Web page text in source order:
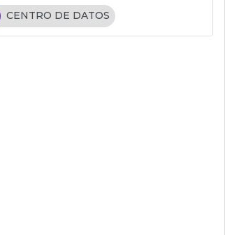
CENTRO DE DATOS